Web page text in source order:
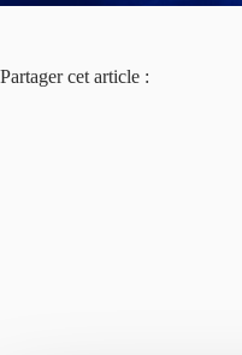
Partager cet article :